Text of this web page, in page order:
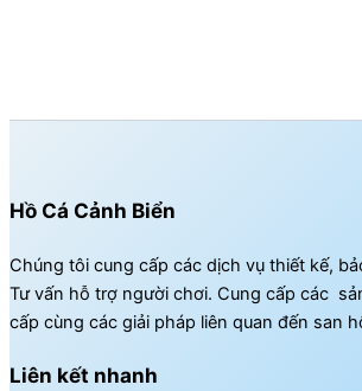
Hồ Cá Cảnh Biển
Chúng tôi cung cấp các dịch vụ thiết kế,
Tư vấn hỗ trợ người chơi. Cung cấp các
cấp cùng các giải pháp liên quan đến san
Liên kết nhanh